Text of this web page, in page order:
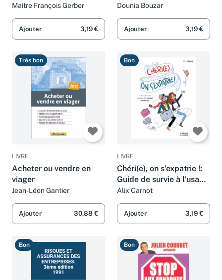
et à la police
Maitre François Gerber
Ajouter 3,19 €
pratiques: 42 études de
cas
Dounia Bouzar
Ajouter 3,19 €
Très bon
LIVRE
Acheter ou vendre en
viager
Jean-Léon Gantier
Ajouter 30,88 €
Bon
LIVRE
Chéri(e), on s'expatrie !:
Guide de survie à l'usage
des couples aventuriers.
Alix Carnot
Ajouter 3,19 €
Bon Bon